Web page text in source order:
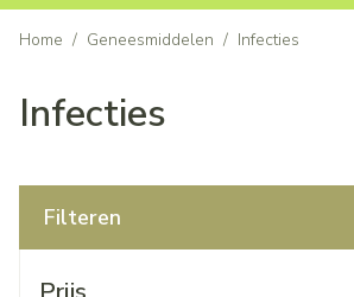
Home / Geneesmiddelen / Infecties
Infecties
Filteren